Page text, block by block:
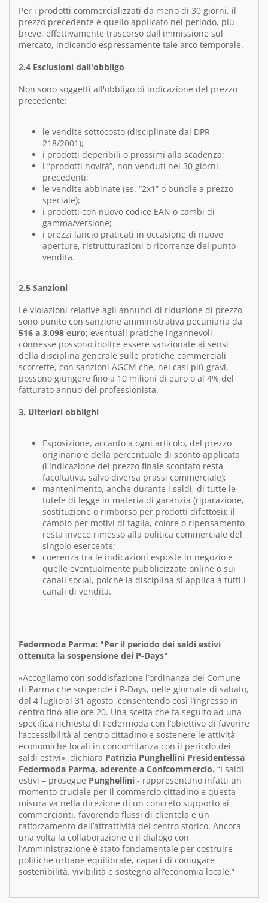
Per i prodotti commercializzati da meno di 30 giorni, il
prezzo precedente è quello applicato nel periodo, più
breve, effettivamente trascorso dall'immissione sul
mercato, indicando espressamente tale arco temporale.
2.4 Esclusioni dall'obbligo
Non sono soggetti all'obbligo di indicazione del prezzo
precedente:
le vendite sottocosto (disciplinate dal DPR
218/2001);
i prodotti deperibili o prossimi alla scadenza;
i “prodotti novità”, non venduti nei 30 giorni
precedenti;
le vendite abbinate (es. “2x1” o bundle a prezzo
speciale);
i prodotti con nuovo codice EAN o cambi di
gamma/versione;
i prezzi lancio praticati in occasione di nuove
aperture, ristrutturazioni o ricorrenze del punto
vendita.
2.5 Sanzioni
Le violazioni relative agli annunci di riduzione di prezzo
sono punite con sanzione amministrativa pecuniaria da
516 a 3.098 euro; eventuali pratiche ingannevoli
connesse possono inoltre essere sanzionate ai sensi
della disciplina generale sulle pratiche commerciali
scorrette, con sanzioni AGCM che, nei casi più gravi,
possono giungere fino a 10 milioni di euro o al 4% del
fatturato annuo del professionista.
3. Ulteriori obblighi
Esposizione, accanto a ogni articolo, del prezzo
originario e della percentuale di sconto applicata
(l'indicazione del prezzo finale scontato resta
facoltativa, salvo diversa prassi commerciale);
mantenimento, anche durante i saldi, di tutte le
tutele di legge in materia di garanzia (riparazione,
sostituzione o rimborso per prodotti difettosi); il
cambio per motivi di taglia, colore o ripensamento
resta invece rimesso alla politica commerciale del
singolo esercente;
coerenza tra le indicazioni esposte in negozio e
quelle eventualmente pubblicizzate online o sui
canali social, poiché la disciplina si applica a tutti i
canali di vendita.
Federmoda Parma: "Per il periodo dei saldi estivi
ottenuta la sospensione dei P-Days"
«Accogliamo con soddisfazione l’ordinanza del Comune
di Parma che sospende i P-Days, nelle giornate di sabato,
dal 4 luglio al 31 agosto, consentendo così l’ingresso in
centro fino alle ore 20. Una scelta che fa seguito ad una
specifica richiesta di Federmoda con l’obiettivo di favorire
l’accessibilità al centro cittadino e sostenere le attività
economiche locali in concomitanza con il periodo dei
saldi estivi», dichiara Patrizia Punghellini Presidentessa
Federmoda Parma, aderente a Confcommercio. “I saldi
estivi – prosegue Punghellini - rappresentano infatti un
momento cruciale per il commercio cittadino e questa
misura va nella direzione di un concreto supporto ai
commercianti, favorendo flussi di clientela e un
rafforzamento dell’attrattività del centro storico. Ancora
una volta la collaborazione e il dialogo con
l’Amministrazione è stato fondamentale per costruire
politiche urbane equilibrate, capaci di coniugare
sostenibilità, vivibilità e sostegno all’economia locale.”